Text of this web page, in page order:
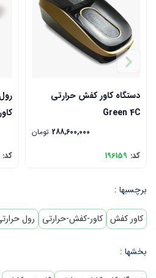
دستگاه کاور کفش حرارتی
Green 4C
288,600,000 تومان
کد: 196159
کاور
کد:
برچسبها :
کاور کفش کاور-کفش-حرارتی رول
بخشها :